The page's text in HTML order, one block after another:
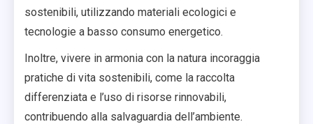
sostenibili, utilizzando materiali ecologici e
tecnologie a basso consumo energetico.
Inoltre, vivere in armonia con la natura incoraggia
pratiche di vita sostenibili, come la raccolta
differenziata e l’uso di risorse rinnovabili,
contribuendo alla salvaguardia dell’ambiente.